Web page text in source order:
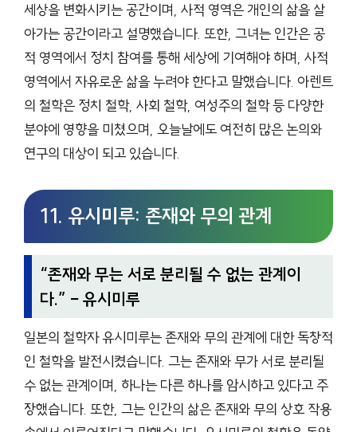
세상을 변화시키는 공간이며, 사적 영역은 개인의 삶을 살
아가는 공간이라고 설명했습니다. 또한, 그녀는 인간은 공
적 영역에서 정치 참여를 통해 세상에 기여해야 하며, 사적
영역에서 자유로운 삶을 누려야 한다고 말했습니다. 아렌트
의 철학은 정치 철학, 사회 철학, 여성주의 철학 등 다양한
분야에 영향을 미쳤으며, 오늘날에도 여전히 많은 논의와
연구의 대상이 되고 있습니다.
11. 유시미루: 존재와 무의 관계
“존재와 무는 서로 분리될 수 없는 관계이
다.” – 유시미루
일본의 철학자 유시미루는 존재와 무의 관계에 대한 독창적
인 철학을 발전시켰습니다. 그는 존재와 무가 서로 분리될
수 없는 관계이며, 하나는 다른 하나를 암시하고 있다고 주
장했습니다. 또한, 그는 인간의 삶은 존재와 무의 상호 작용